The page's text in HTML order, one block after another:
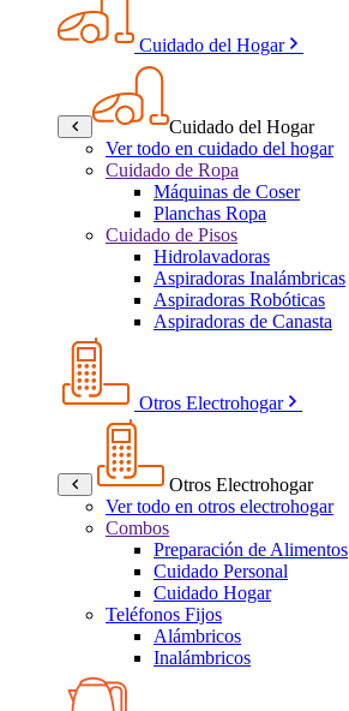
Cuidado del Hogar
Cuidado del Hogar
Ver todo en cuidado del hogar
Cuidado de Ropa
Máquinas de Coser
Planchas Ropa
Cuidado de Pisos
Hidrolavadoras
Aspiradoras Inalámbricas
Aspiradoras Robóticas
Aspiradoras de Canasta
Otros Electrohogar
Otros Electrohogar
Ver todo en otros electrohogar
Combos
Preparación de Alimentos
Cuidado Personal
Cuidado Hogar
Teléfonos Fijos
Alámbricos
Inalámbricos